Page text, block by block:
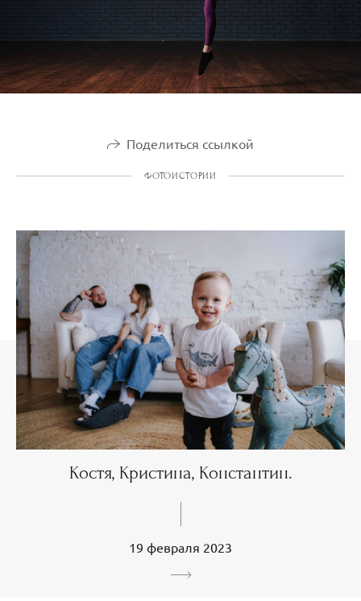
Поделиться ссылкой
ФОТОИСТОРИИ
Костя, Кристина, Константин.
19 февраля 2023